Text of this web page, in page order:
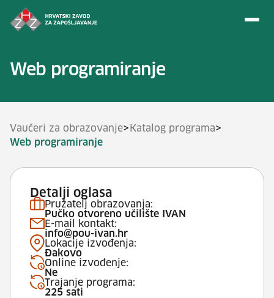
Web programiranje
Vaučeri za obrazovanje> Katalog programa>
Web programiranje
Detalji oglasa
Pružatelj obrazovanja:
Pučko otvoreno učilište IVAN
E-mail kontakt:
info@pou-ivan.hr
Lokacije izvođenja:
Đakovo
Online izvođenje:
Ne
Trajanje programa:
225 sati